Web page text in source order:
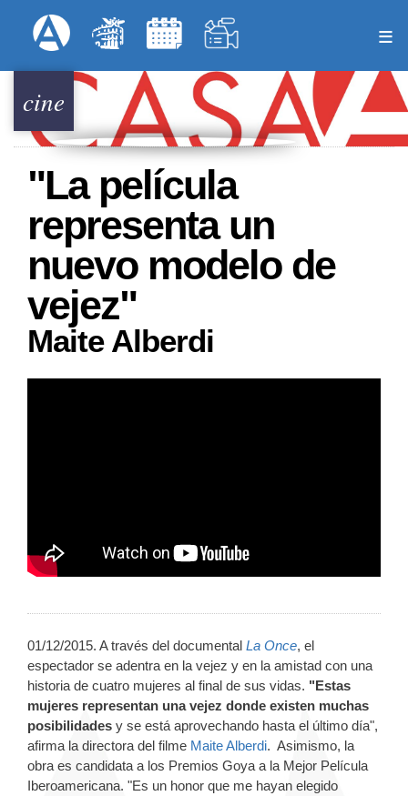
al
principal
Menú Superior
cine
"La película
representa un
nuevo modelo de
vejez"
Maite Alberdi
01/12/2015. A través del documental La Once, el
espectador se adentra en la vejez y en la amistad con una
historia de cuatro mujeres al final de sus vidas. "Estas
mujeres representan una vejez donde existen muchas
posibilidades y se está aprovechando hasta el último día",
afirma la directora del filme Maite Alberdi. Asimismo, la
obra es candidata a los Premios Goya a la Mejor Película
Iberoamericana. "Es un honor que me hayan elegido